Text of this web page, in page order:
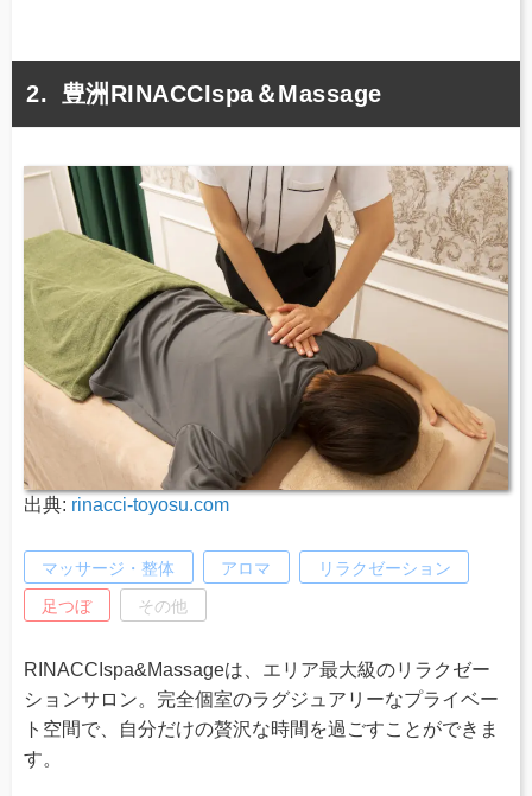
豊洲RINACCIspa＆Massage
出典: rinacci-toyosu.com
マッサージ・整体 アロマ リラクゼーション
足つぼ その他
RINACCIspa&Massageは、エリア最大級のリラクゼー
ションサロン。完全個室のラグジュアリーなプライベー
ト空間で、自分だけの贅沢な時間を過ごすことができま
す。